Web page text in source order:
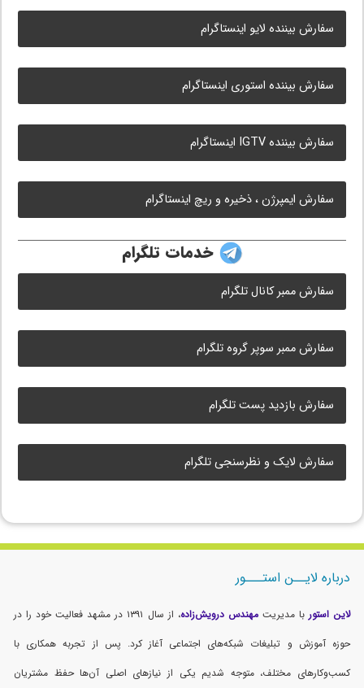
سفارش بیننده لایو اینستاگرام
سفارش بیننده استوری اینستاگرام
سفارش بیننده IGTV اینستاگرام
سفارش ایمپرژن ، ذخیره و ریچ اینستاگرام
خدمات تلگرام
سفارش ممبر کانال تلگرام
سفارش ممبر سوپر گروه تلگرام
سفارش بازدید پست تلگرام
سفارش لایک و نظرسنجی تلگرام